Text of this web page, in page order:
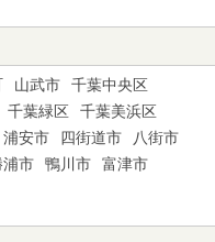
山武市
千葉中央区
千葉緑区
千葉美浜区
浦安市 四街道市
八街市
浦市 鴨川市
富津市